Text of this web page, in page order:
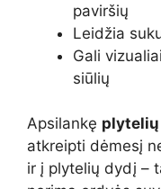
paviršių
Leidžia
Gali
siūlių
Apsilankę
atkreipti dėmesį
ir į plytelių dydį –